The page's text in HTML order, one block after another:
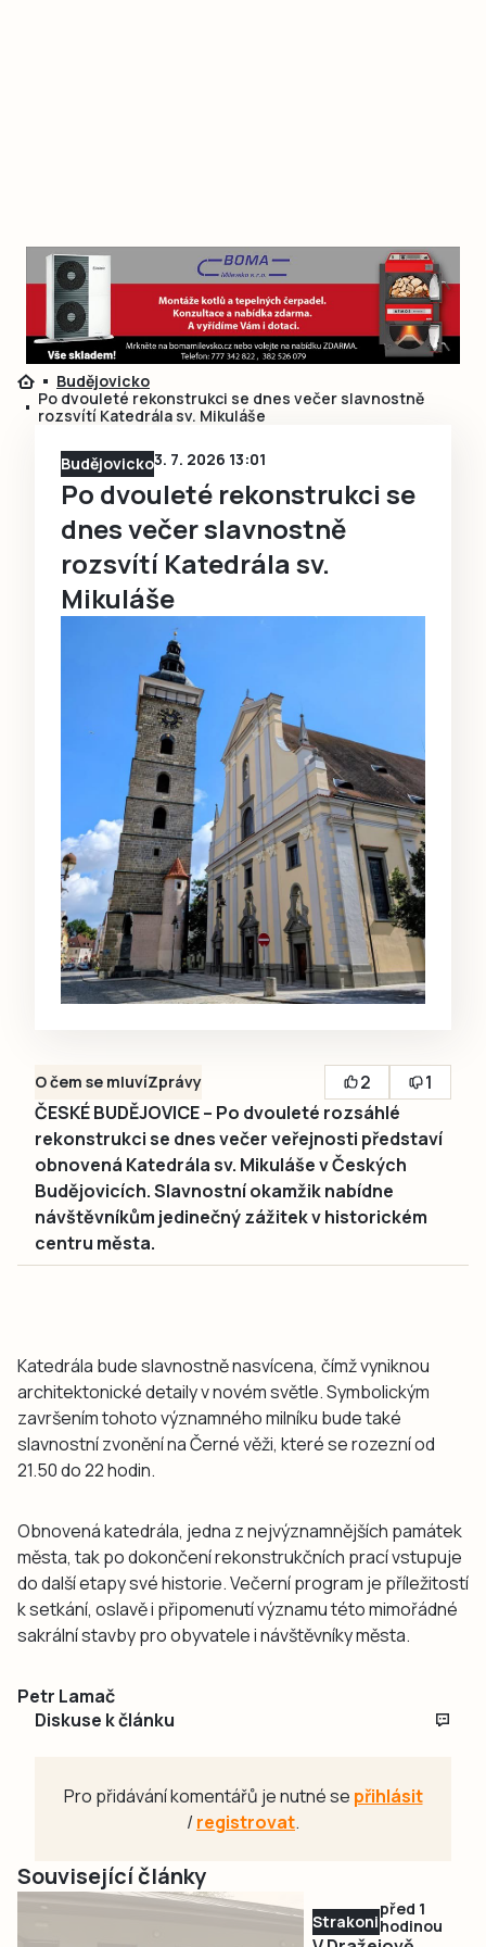
Budějovicko
Po dvouleté rekonstrukci se dnes večer slavnostně
rozsvítí Katedrála sv. Mikuláše
Budějovicko3. 7. 2026 13:01
Po dvouleté rekonstrukci se
dnes večer slavnostně
rozsvítí Katedrála sv.
Mikuláše
O čem se mluvíZprávy 2
1
ČESKÉ BUDĚJOVICE – Po dvouleté rozsáhlé
rekonstrukci se dnes večer veřejnosti představí
obnovená Katedrála sv. Mikuláše v Českých
Budějovicích. Slavnostní okamžik nabídne
návštěvníkům jedinečný zážitek v historickém
centru města.
Katedrála bude slavnostně nasvícena, čímž vyniknou
architektonické detaily v novém světle. Symbolickým
završením tohoto významného milníku bude také
slavnostní zvonění na Černé věži, které se rozezní od
21.50 do 22 hodin.
Obnovená katedrála, jedna z nejvýznamnějších památek
města, tak po dokončení rekonstrukčních prací vstupuje
do další etapy své historie. Večerní program je příležitostí
k setkání, oslavě i připomenutí významu této mimořádné
sakrální stavby pro obyvatele i návštěvníky města.
Petr Lamač
Diskuse k článku
Pro přidávání komentářů je nutné se přihlásit
/registrovat.
Související články
Strakonicko
před 1
hodinou